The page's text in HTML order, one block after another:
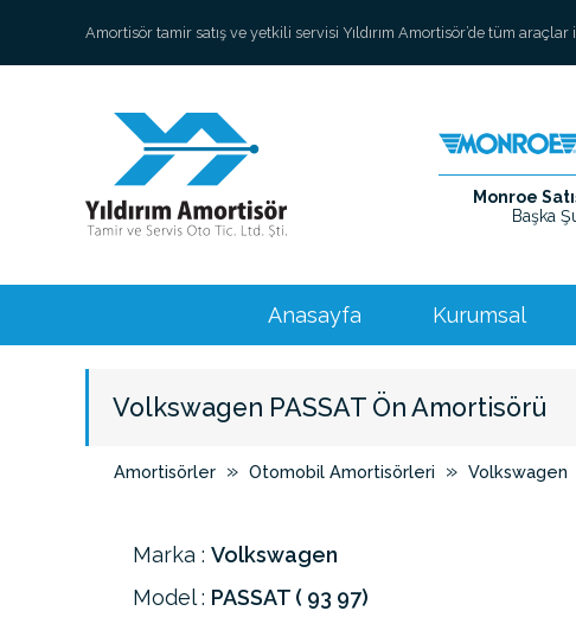
Amortisör tamir satış ve yetkili servisi Yıldırım Amortisör’de tüm
Monroe
Başka
Anasayfa Kurumsal
Volkswagen PASSAT Ön Amortisörü
Amortisörler » Otomobil Amortisörleri » Volkswagen
Marka : Volkswagen
Model : PASSAT ( 93 97)